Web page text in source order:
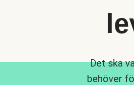
Det ska
behöver